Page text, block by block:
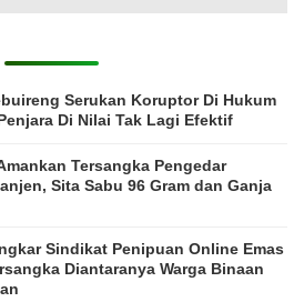
Serukan Koruptor Di Hukum
Di Nilai Tak Lagi Efektif
Tersangka Pengedar
Sita Sabu 96 Gram dan Ganja
Sindikat Penipuan Online Emas
Diantaranya Warga Binaan